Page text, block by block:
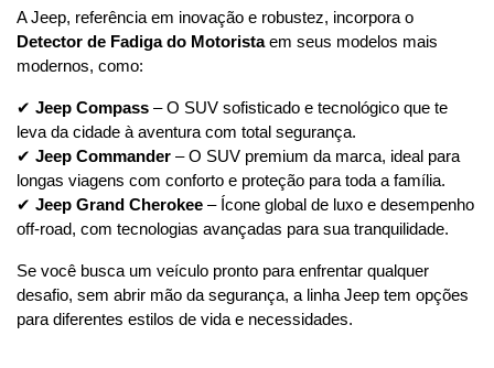
Detector de Fadiga do Motorista em seus modelos mais
modernos, como:
✔ Jeep Compass – O SUV sofisticado e tecnológico que te
leva da cidade à aventura com total segurança.
✔ Jeep Commander – O SUV premium da marca, ideal para
longas viagens com conforto e proteção para toda a família.
✔ Jeep Grand Cherokee – Ícone global de luxo e desempenho
off-road, com tecnologias avançadas para sua tranquilidade.
Se você busca um veículo pronto para enfrentar qualquer
desafio, sem abrir mão da segurança, a linha Jeep tem opções
para diferentes estilos de vida e necessidades.